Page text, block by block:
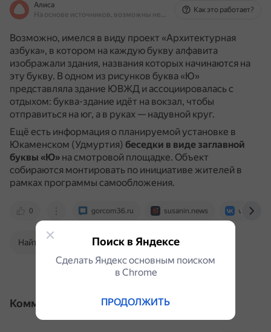
Алиса
На основе источников, возможны неточности
Как это работает?
Возможно, имелся в виду проект «Архитектурная
азбука», в котором на каждую букву алфавита
изображали здания, названия которых начинаются на
эту букву. В одном из рисунков буква «Ю»
представляла здание ЮВЖД и ассоциировалась с
отдыхом: буква-здание идёт на вокзал, чтобы
отправиться на юг, а в руках — надувной круг.
Ещё есть информация о планируемой установке в
Юкаменском (Удмуртия) беседки в виде заглавной
буквы «Ю» на смотровой площадке. Объект
собираются монтировать по инициативе жителей в
рамках программы самообложения.
0 gorcom36.ru susanin.news vk.com
Найти в Поиске
Комментарии
Поиск в Яндексе
Сделать Яндекс основным поиском
в Сhrome
ПРОДОЛЖИТЬ